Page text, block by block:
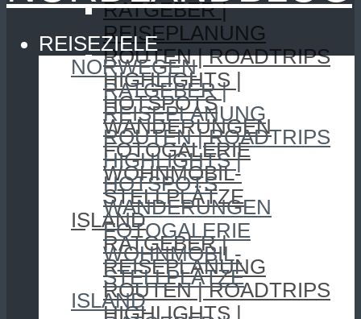
RATGEBER |
REISEPLANUNG
ROUTEN | ROADTRIPS
HIGHLIGHTS |
HOTSPOTS
WANDERUNGEN
FOTOGALERIE
WOHNMOBIL-
STELLPLÄTZE
ISLAND
RATGEBER |
REISEPLANUNG
ROUTEN | ROADTRIPS
HIGHLIGHTS |
REISEZIELE
NORWEGEN
RATGEBER |
REISEPLANUNG
ROUTEN | ROADTRIPS
HIGHLIGHTS |
HOTSPOTS
WANDERUNGEN
FOTOGALERIE
WOHNMOBIL-
STELLPLÄTZE
ISLAND